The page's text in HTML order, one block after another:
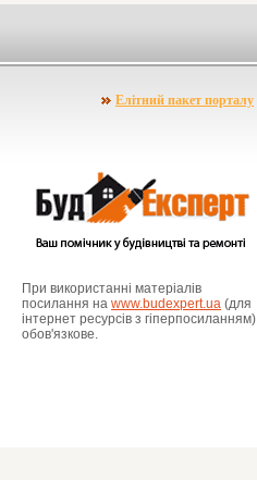
Елітний пакет порталу
При використанні матеріалів
посилання на www.budexpert.ua (для
інтернет ресурсів з гіперпосиланням)
обов'язкове.